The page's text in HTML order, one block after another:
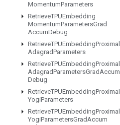
MomentumParameters
RetrieveTPUEmbedding
MomentumParametersGrad
AccumDebug
RetrieveTPUEmbeddingProximal
AdagradParameters
RetrieveTPUEmbeddingProximal
AdagradParametersGradAccum
Debug
RetrieveTPUEmbeddingProximal
YogiParameters
RetrieveTPUEmbeddingProximal
YogiParametersGradAccum